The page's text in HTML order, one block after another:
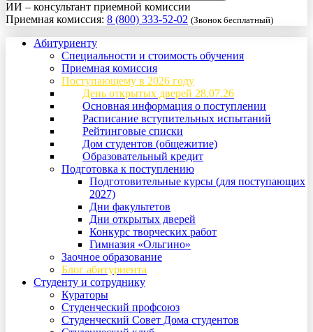
ИИ – консультант приемной комиссии
Приемная комиссия: 8 (800) 333-52-02 (Звонок бесплатный)
Абитуриенту
Специальности и стоимость обучения
Приемная комиссия
Поступающему в 2026 году
День открытых дверей 28.07.26
Основная информация о поступлении
Расписание вступительных испытаний
Рейтинговые списки
Дом студентов (общежитие)
Образовательный кредит
Подготовка к поступлению
Подготовительные курсы (для поступающих
2027)
Дни факультетов
Дни открытых дверей
Конкурс творческих работ
Гимназия «Ольгино»
Заочное образование
Блог абитуриента
Студенту и сотруднику
Кураторы
Студенческий профсоюз
Студенческий Совет Дома студентов